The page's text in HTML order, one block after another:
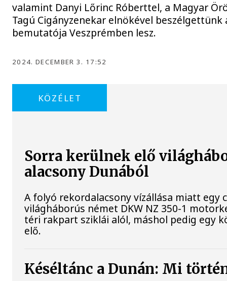
valamint Danyi Lőrinc Róberttel, a Magyar
Tagú Cigányzenekar elnökével
bemutatója Veszprémben lesz.
2024. DECEMBER 3. 17:52
KÖZÉLET
Sorra kerülnek elő
alacsony Dunából
A folyó rekordalacsony vízállása miatt egy
világháborús német DKW NZ 350-1
téri rakpart sziklái alól, máshol pedig egy
elő.
Késéltánc a Dunán: Mi